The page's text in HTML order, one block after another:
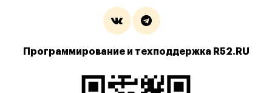
Программирование и техподдержка R52.RU